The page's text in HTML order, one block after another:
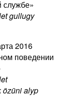
службе»
gullugy
2016
поведении
özüni alyp